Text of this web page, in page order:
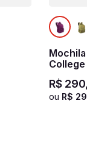
R$ 290,
ou R$